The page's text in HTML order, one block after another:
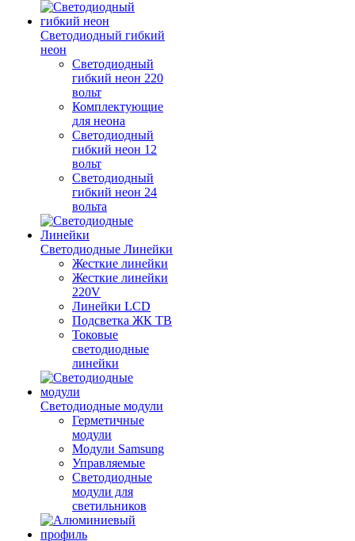
Светодиодный гибкий
неон
Светодиодный
гибкий неон 220
вольт
Комплектующие
для неона
Светодиодный
гибкий неон 12
вольт
Светодиодный
гибкий неон 24
вольта
Светодиодные Линейки
Жесткие линейки
Жесткие линейки
220V
Линейки LCD
Подсветка ЖК ТВ
Токовые
светодиодные
линейки
Светодиодные модули
Герметичные
модули
Модули Samsung
Управляемые
Светодиодные
модули для
светильников